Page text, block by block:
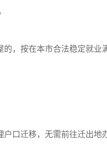
的，按在本市合法稳定就业
户口迁移，无需前往迁出地